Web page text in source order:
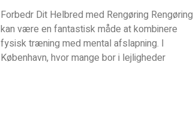
Forbedr Dit Helbred med Rengøring Rengøring
kan være en fantastisk måde at kombinere
fysisk træning med mental afslapning. I
København, hvor mange bor i lejligheder